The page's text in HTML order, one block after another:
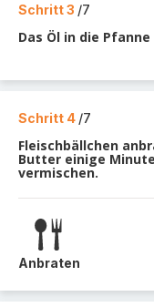
Schritt 3 /7
Das Öl in die
Schritt 4 /7
Fleischbällchen
Butter einige
vermischen.
Anbraten